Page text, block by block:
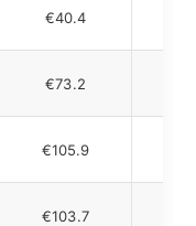
€40.4
€73.2
€105.9
€103.7